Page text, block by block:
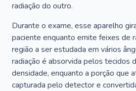
radiação do outro.
Durante o exame, esse aparelho
paciente enquanto emite feixes de
região a ser estudada em vários
radiação é absorvida pelos tecidos
densidade, enquanto a porção que
capturada pelo detector e